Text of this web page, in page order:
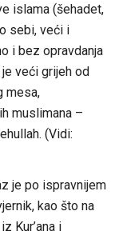
islama (šehadet,
sebi, veći i
i bez opravdanja
veći grijeh od
mesa,
muslimana –
(Vidi:
je po ispravnijem
kao što na
Kur’ana i